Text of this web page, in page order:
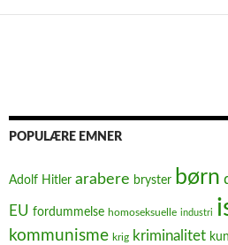
POPULÆRE EMNER
Adolf Hitler arabere bryster børn
EU fordummelse homoseksuelle industri
kommunisme krig kriminalitet